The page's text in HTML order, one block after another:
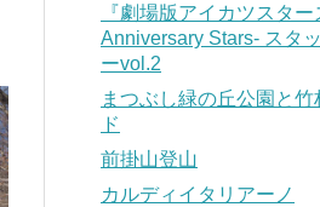
『劇場版アイカツスタ
Anniversary Stars- スタ
ーvol.2
まつぶし緑の丘公園と竹
ド
前掛山登山
カルディイタリアーノ